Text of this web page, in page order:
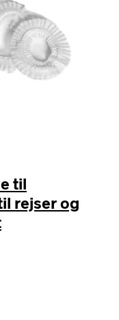
til
rejser og